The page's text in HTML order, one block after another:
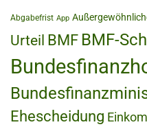
Abgabefrist App
Urteil BMF BMF-
Ehescheidung